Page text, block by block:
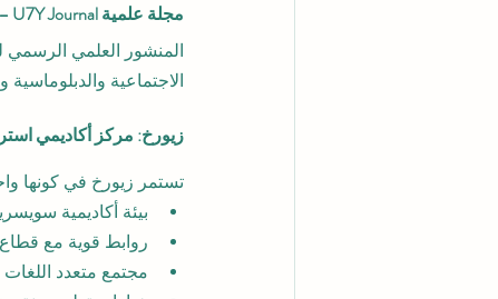
مجلة علمية U7Y Journal – مجلة “عام القارات السبع”
الاجتماعية والدبلوماسية
زيورخ: مركز أكاديمي
تستمر زيورخ في كونها
بيئة أكاديمية
روابط قوية مع
مجتمع متعدد اللغات